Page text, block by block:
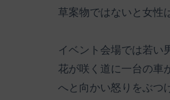
草案物ではないと女性
イベント会場では若い
花が咲く道に一台の車
へと向かい怒りをぶつ